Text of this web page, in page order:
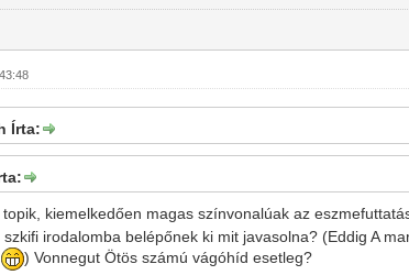
Írta:
topik, kiemelkedően magas színvonalúak az
szkifi irodalomba belépőnek ki mit javasolna? (Eddig A
) Vonnegut Ötös számú vágóhíd esetleg?